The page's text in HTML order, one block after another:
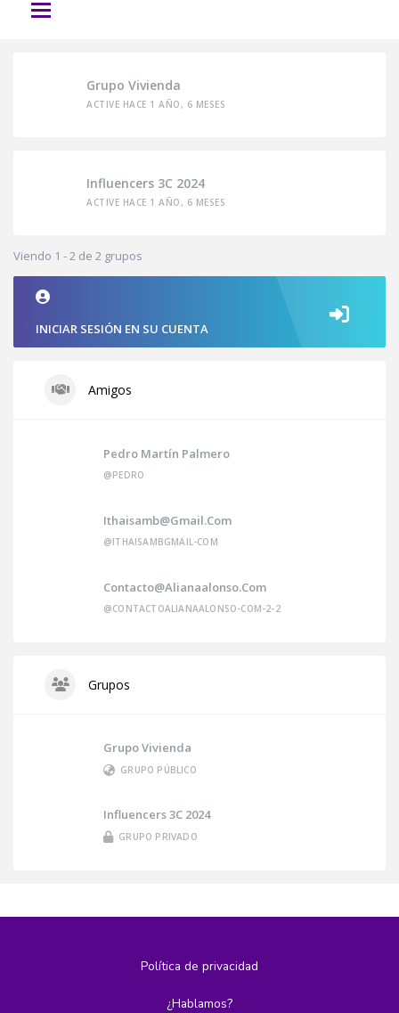
Grupo Vivienda
ACTIVE HACE 1 AÑO, 6 MESES
Influencers 3C 2024
ACTIVE HACE 1 AÑO, 6 MESES
Viendo 1 - 2 de 2 grupos
INICIAR SESIÓN EN SU CUENTA
Amigos
Pedro Martín Palmero
@PEDRO
Ithaisamb@gmail.com
@ITHAISAMBGMAIL-COM
Contacto@alianaalonso.com
@CONTACTOALIANAALONSO-COM-2-2
Grupos
Grupo Vivienda
GRUPO PÚBLICO
Influencers 3C 2024
GRUPO PRIVADO
Política de privacidad
¿Hablamos?